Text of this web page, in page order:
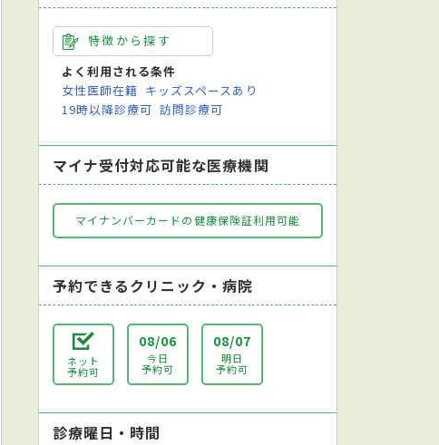
健康診断対応 日本内分泌学会内分泌代謝科専門医
病原体検査（感染症検査）
特徴から探す
よく利用される条件
女性医師在籍 キッズスペースあり
19時以降診療可 訪問診療可
マイナ受付対応可能な医療機関
マイナンバーカードの健康保険証利用可能
予約できるクリニック・病院
ネット
予約可
08/06
今日
予約可
08/07
明日
予約可
診療曜日・時間